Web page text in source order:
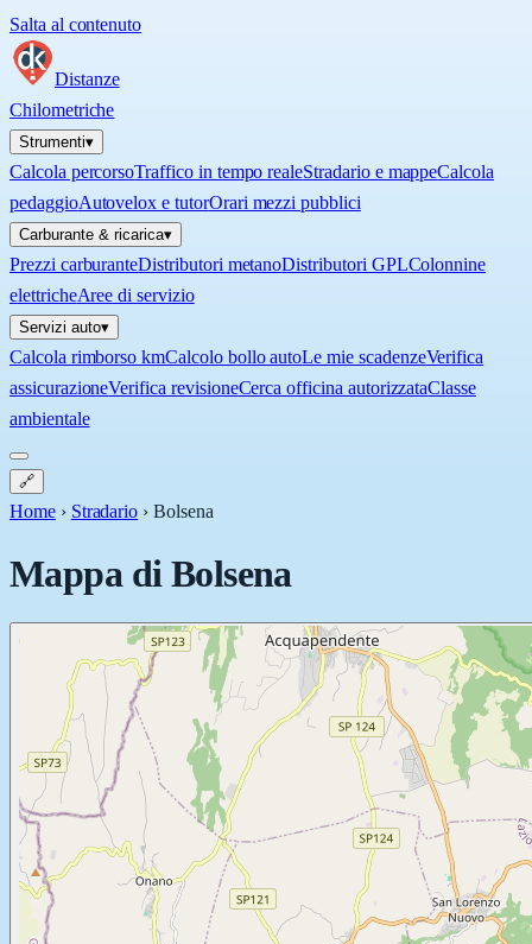
Salta al contenuto
Distanze
Chilometriche
Strumenti▾
Calcola percorsoTraffico in tempo realeStradario e mappeCalcola
pedaggioAutovelox e tutorOrari mezzi pubblici
Carburante & ricarica▾
Prezzi carburanteDistributori metanoDistributori GPLColonnine
elettricheAree di servizio
Servizi auto▾
Calcola rimborso kmCalcolo bollo autoLe mie scadenzeVerifica
assicurazioneVerifica revisioneCerca officina autorizzataClasse
ambientale
🔗
Home › Stradario ›Bolsena
Mappa diBolsena